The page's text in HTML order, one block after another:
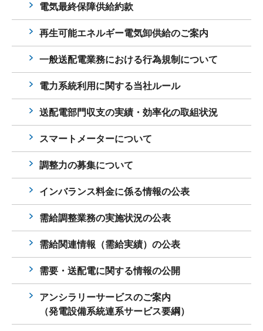
電気最終保障供給約款
再生可能エネルギー電気卸供給のご案内
一般送配電業務における行為規制について
電力系統利用に関する当社ルール
送配電部門収支の実績・効率化の取組状況
スマートメーターについて
調整力の募集について
インバランス料金に係る情報の公表
需給調整業務の実施状況の公表
需給関連情報（需給実績）の公表
需要・送配電に関する情報の公開
アンシラリーサービスのご案内
（発電設備系統連系サービス要綱）